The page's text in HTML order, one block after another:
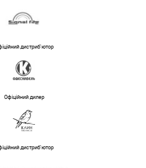
дистриб'ютор
Офіційний дилер
дистриб'ютор